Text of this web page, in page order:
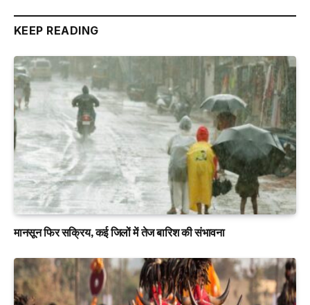
KEEP READING
मानसून फिर सक्रिय, कई जिलों में तेज बारिश की संभावना